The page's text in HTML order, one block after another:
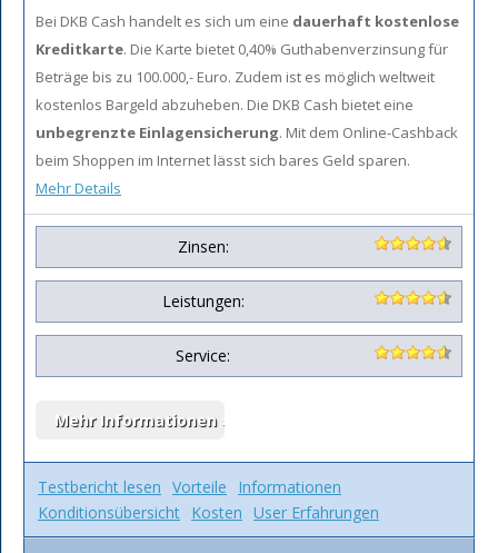
Bei DKB Cash handelt es sich um eine dauerhaft kostenlose
Kreditkarte. Die Karte bietet 0,40% Guthabenverzinsung für
Beträge bis zu 100.000,- Euro. Zudem ist es möglich weltweit
kostenlos Bargeld abzuheben. Die DKB Cash bietet eine
unbegrenzte Einlagensicherung. Mit dem Online-Cashback
beim Shoppen im Internet lässt sich bares Geld sparen.
Mehr Details
Zinsen:
Leistungen:
Service:
Testbericht lesen Vorteile
Informationen
Konditionsübersicht Kosten User Erfahrungen